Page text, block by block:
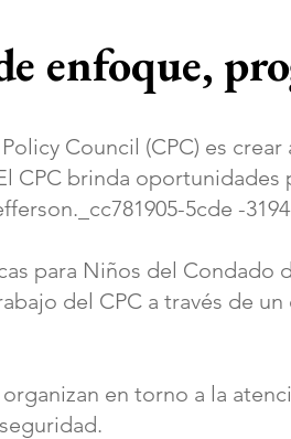
enfoque,
Council (CPC) es
CPC brinda
5cde -
para Niños del Condado
del CPC a través de
en torno a la